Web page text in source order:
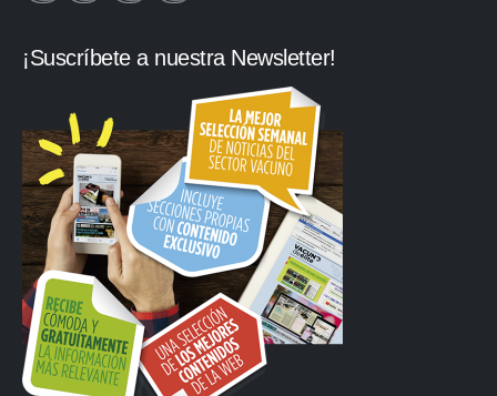
¡Suscríbete a nuestra Newsletter!